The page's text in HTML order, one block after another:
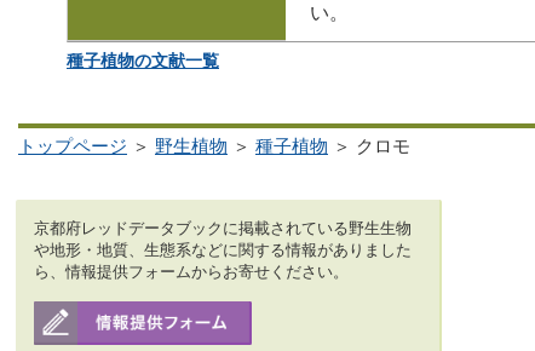
い。
種子植物の文献一覧
トップページ ＞ 野生植物 ＞ 種子植物 ＞ クロモ
京都府レッドデータブックに掲載されている野生生物
や地形・地質、生態系などに関する情報がありました
ら、情報提供フォームからお寄せください。